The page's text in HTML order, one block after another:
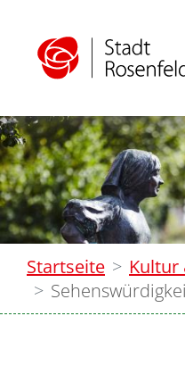
Startseite
Kultur